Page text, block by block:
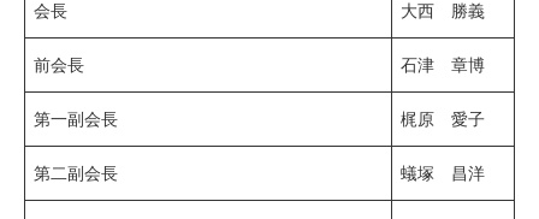
会長 大西 勝義
前会長 石津 章博
第一副会長 梶原 愛子
第二副会長 蟻塚 昌洋